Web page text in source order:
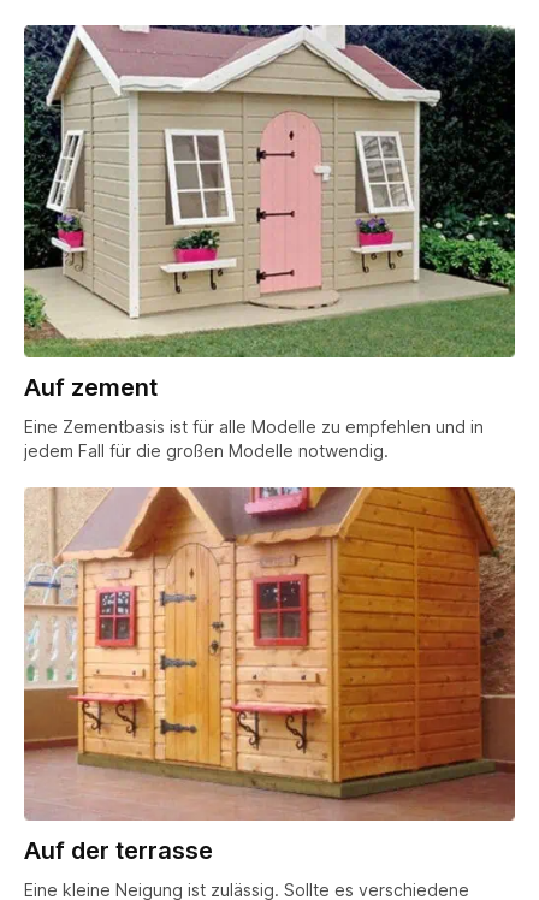
Auf zement
Eine Zementbasis ist für alle Modelle zu empfehlen und in
jedem Fall für die großen Modelle notwendig.
Auf der terrasse
Eine kleine Neigung ist zulässig. Sollte es verschiedene